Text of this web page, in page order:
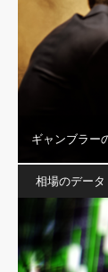
ギャンブラー
相場のデータ